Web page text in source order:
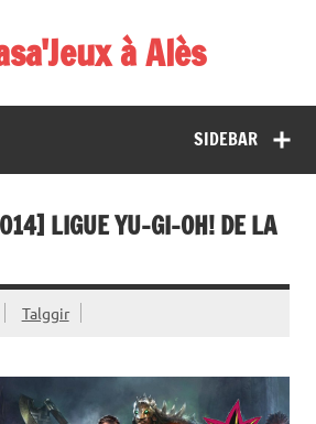
à Alès
démos et de tournois
SIDEBAR
LIGUE YU-GI-OH! DE LA
Talggir